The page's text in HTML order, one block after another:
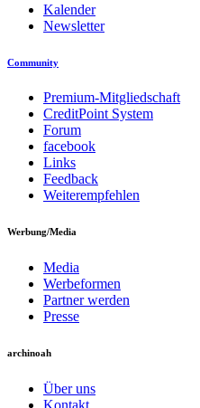
Kalender
Newsletter
Community
Premium-Mitgliedschaft
CreditPoint System
Forum
facebook
Links
Feedback
Weiterempfehlen
Werbung/Media
Media
Werbeformen
Partner werden
Presse
archinoah
Über uns